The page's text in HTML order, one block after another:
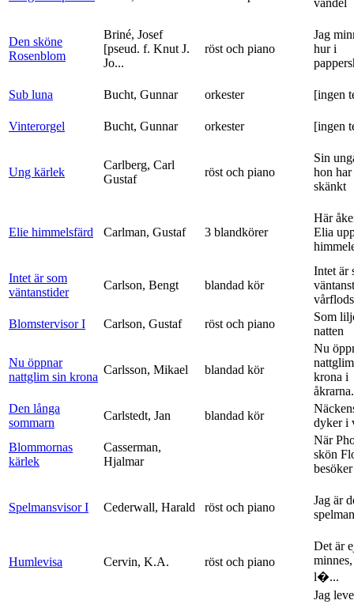
Den sköne
Rosenblom
Briné, Josef
[pseud. f. Knut J.
Jo...
röst och piano
Jag
hur i
Sub luna Bucht, Gunnar orkester [ingen
Vinterorgel Bucht, Gunnar orkester [ingen
Ung kärlek
Carlberg, Carl
Gustaf
röst och piano
Sin
hon
skänkt
Elie himmelsfärd Carlman, Gustaf 3 blandkörer
Här
Elia
Intet är som
väntanstider
Carlson, Bengt blandad kör
Intet är
Blomstervisor I
Carlson, Gustaf röst och piano
Som
natten
Nu öppnar
nattglim sin krona
Carlsson, Mikael blandad kör
Nu
krona i
Den långa
sommarn
Carlstedt, Jan blandad kör
dyker i
Blommornas
kärlek
Casserman,
Hjalmar
När
skön
besöker
Spelmansvisor I Cederwall, Harald röst och piano
Jag är
spelman
Humlevisa Cervin, K.A. röst och piano
Det är
l�...
Jag